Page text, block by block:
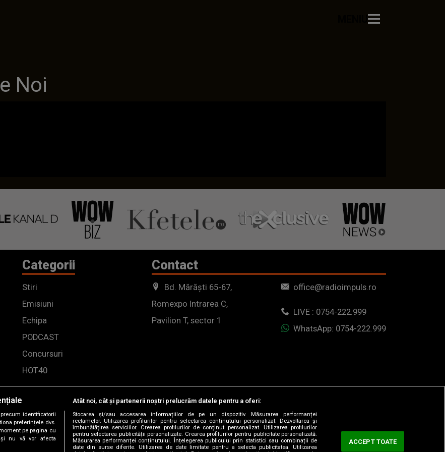
Noi
Categorii
Stiri
Emisiuni
Echipa
PODCAST
Concursuri
HOT40
Contact
Bd. Mărăști 65-67,
Romexpo Intrarea C,
Pavilion T, sector 1
office@radioimpuls.ro
LIVE : 0754-222.999
WhatsApp: 0754-222.999
identificatorii
preferințele dvs.
pe pagina cu
și nu vă vor afecta
Atât noi, cât și partenerii noștri prelucrăm datele pentru a oferi:
Stocarea și/sau accesarea informațiilor de pe un dispozitiv. Măsurarea performanței
reclamelor. Utilizarea profilurilor pentru selectarea conținutului personalizat. Dezvoltarea și
îmbunătățirea serviciilor. Crearea profilurilor de conținut personalizat. Utilizarea profilurilor
pentru selectarea publicității personalizate. Crearea profilurilor pentru publicitate personalizată.
Măsurarea performanței conținutului. Înțelegerea publicului prin statistici sau combinații de
date din surse diferite. Utilizarea de date limitate pentru a selecta publicitatea. Utilizarea
ACCEPT TOATE